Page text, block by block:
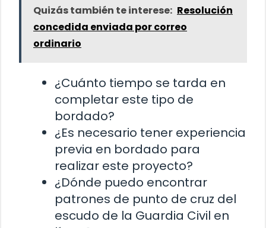
Quizás también te interese: Resolución
concedida enviada por correo
ordinario
¿Cuánto tiempo se tarda en
completar este tipo de
bordado?
¿Es necesario tener experiencia
previa en bordado para
realizar este proyecto?
¿Dónde puedo encontrar
patrones de punto de cruz del
escudo de la Guardia Civil en